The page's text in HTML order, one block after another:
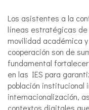
Los asistentes a la
líneas estratégicas de
movilidad académica
cooperación son de
fundamental
en las IES para
población
internacionalización,
contextos digitales